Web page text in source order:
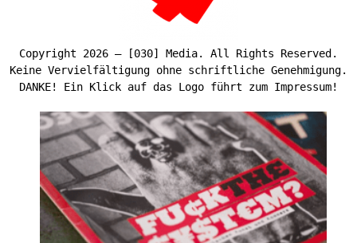
Copyright 2026 – [030] Media. All Rights Reserved.
Keine Vervielfältigung ohne schriftliche Genehmigung.
DANKE! Ein Klick auf das Logo führt zum Impressum!